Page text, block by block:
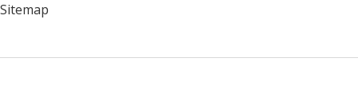
Sitemap